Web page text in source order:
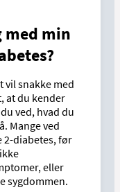
med min
vil snakke med
at du kender
ved, hvad du
Mange ved
2-diabetes, før
eller
sygdommen.